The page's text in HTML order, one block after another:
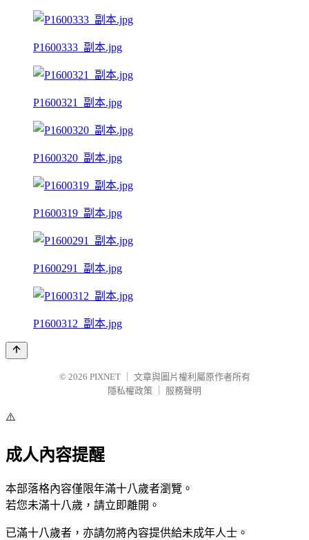
P1600333_副本.jpg
P1600321_副本.jpg
P1600320_副本.jpg
P1600319_副本.jpg
P1600291_副本.jpg
P1600312_副本.jpg
© 2026 PIXNET
文章與圖片權利屬原作者所有
隱私權政策
服務聲明
⚠️
成人內容提醒
本部落格內容僅限年滿十八歲者瀏覽。
若您未滿十八歲，請立即離開。
已滿十八歲者，亦請勿將內容提供給未成年人士。